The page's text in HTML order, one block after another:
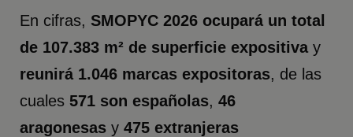
En cifras,SMOPYC 2026 ocupará un total
de 107.383 m² de superficie expositivay
reunirá 1.046 marcas expositoras, de las
cuales571 son españolas,46
aragonesasy475 extranjeras